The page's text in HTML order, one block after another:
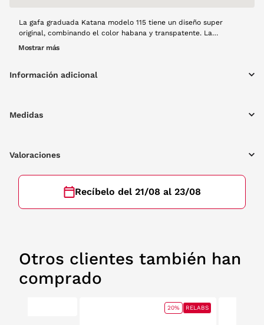
La gafa graduada Katana modelo 115 tiene un diseño super
original, combinando el color habana y transpatente. La
colección de Katana esta primavera llenará de color tu mirada.
Mostrar más
Información adicional
Medidas
Valoraciones
Recíbelo del 21/08 al 23/08
Otros clientes también han
comprado
20% RELABS